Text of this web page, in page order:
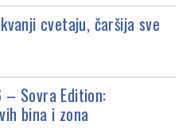
cvetaju, čaršija sve
Sovra Edition:
bina i zona